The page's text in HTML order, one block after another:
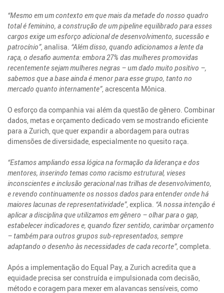
“Mesmo em um contexto em que mais da metade do nosso quadro
total é feminino, a construção de um pipeline equilibrado para esses
cargos exige um esforço adicional de desenvolvimento, sucessão e
patrocínio”, analisa. “Além disso, quando adicionamos a lente da
raça, o desafio aumenta: embora 27% das mulheres promovidas
recentemente sejam mulheres negras – um dado muito positivo –,
sabemos que a base ainda é menor para esse grupo, tanto no
mercado quanto internamente”, acrescenta Mônica.
O esforço da companhia vai além da questão de gênero. Combinar
dados, metas e orçamento dedicado vem se mostrando eficiente
para a Zurich, que quer expandir a abordagem para outras
dimensões de diversidade, especialmente no quesito raça.
“Estamos ampliando essa lógica na formação da liderança e dos
mentores, inserindo temas como racismo estrutural, vieses
inconscientes e inclusão geracional nas trilhas de desenvolvimento,
e revendo continuamente os nossos dados para entender onde há
maiores lacunas de representatividade”, explica. “A nossa intenção é
aplicar a disciplina que utilizamos em gênero – olhar para o gap,
estabelecer indicadores e, quando fizer sentido, carimbar orçamento
– também para outros grupos sub-representados, sempre
adaptando o desenho às necessidades de cada recorte”, completa.
Após a implementação do Equal Pay, a Zurich acredita que a
equidade precisa ser construída e impulsionada com decisão,
método e coragem para mexer em alavancas sensíveis, como